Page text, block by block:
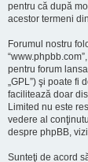
pentru că după
acestor termeni
Forumul nostru
pentru forum
„GPL”) şi poate fi
facilitează doar
Limited nu este
vedere al
despre phpBB,
Sunteţi de acord